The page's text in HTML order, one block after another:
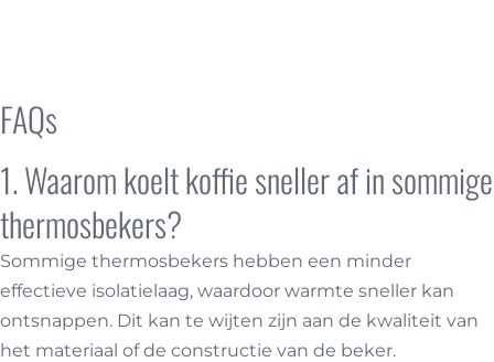
FAQs
1. Waarom koelt koffie sneller af in sommige
thermosbekers?
Sommige thermosbekers hebben een minder
effectieve isolatielaag, waardoor warmte sneller kan
ontsnappen. Dit kan te wijten zijn aan de kwaliteit van
het materiaal of de constructie van de beker.